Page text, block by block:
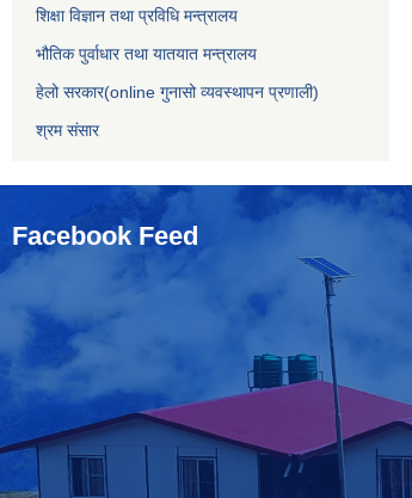
शिक्षा विज्ञान तथा प्रविधि मन्त्रालय
भौतिक पुर्वाधार तथा यातयात मन्त्रालय
हेलो सरकार(online गुनासो व्यवस्थापन प्रणाली)
श्रम संसार
Facebook Feed